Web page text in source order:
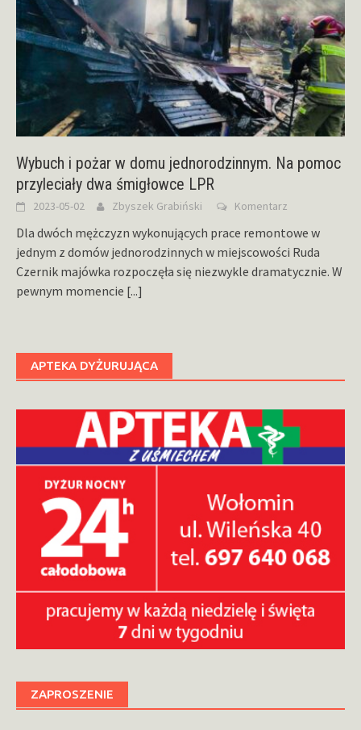
Wybuch i pożar w domu jednorodzinnym. Na pomoc
przyleciały dwa śmigłowce LPR
2023-05-02 Zbyszek Grabiński Komentarz
Dla dwóch mężczyzn wykonujących prace remontowe w
jednym z domów jednorodzinnych w miejscowości Ruda
Czernik majówka rozpoczęła się niezwykle dramatycznie. W
pewnym momencie [...]
APTEKA DYŻURUJĄCA
ZAPROSZENIE